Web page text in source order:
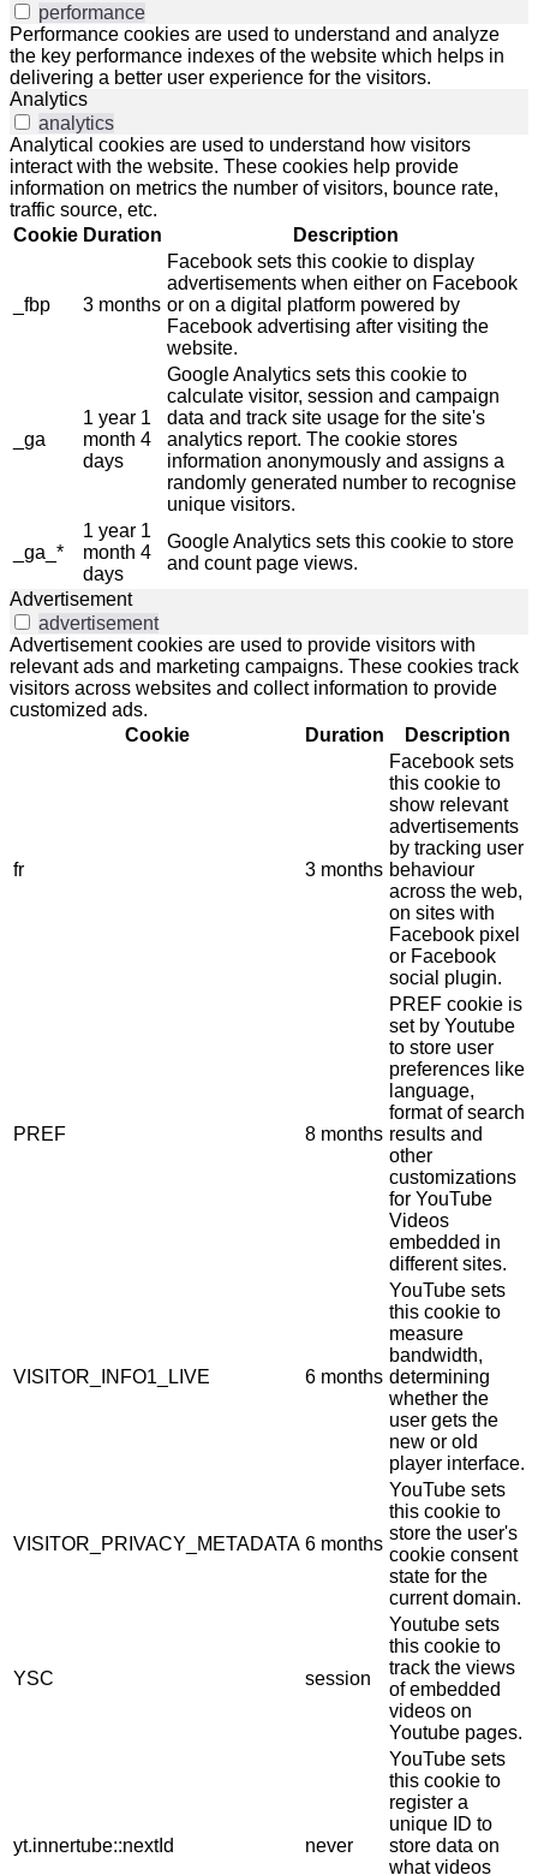
performance
Performance cookies are used to understand and analyze
the key performance indexes of the website which helps in
delivering a better user experience for the visitors.
Analytics
analytics
Analytical cookies are used to understand how visitors
interact with the website. These cookies help provide
information on metrics the number of visitors, bounce rate,
traffic source, etc.
Cookie Duration Description
_fbp 3 months
Facebook sets this cookie to display
advertisements when either on Facebook
or on a digital platform powered by
Facebook advertising after visiting the
website.
_ga
1 year 1
month 4
days
Google Analytics sets this cookie to
calculate visitor, session and campaign
data and track site usage for the site's
analytics report. The cookie stores
information anonymously and assigns a
randomly generated number to recognise
unique visitors.
_ga_*
1 year 1
month 4
days
Google Analytics sets this cookie to store
and count page views.
Advertisement
advertisement
Advertisement cookies are used to provide visitors with
relevant ads and marketing campaigns. These cookies track
visitors across websites and collect information to provide
customized ads.
Cookie
Duration Description
fr 3 months
Facebook sets
this cookie to
show relevant
advertisements
by tracking user
behaviour
across the web,
on sites with
Facebook pixel
or Facebook
social plugin.
PREF 8 months
PREF cookie is
set by Youtube
to store user
preferences like
language,
format of search
results and
other
customizations
for YouTube
Videos
embedded in
different sites.
VISITOR_INFO1_LIVE 6 months
YouTube sets
this cookie to
measure
bandwidth,
determining
whether the
user gets the
new or old
player interface.
VISITOR_PRIVACY_METADATA 6 months
YouTube sets
this cookie to
store the user's
cookie consent
state for the
current domain.
YSC session
Youtube sets
this cookie to
track the views
of embedded
videos on
Youtube pages.
yt.innertube::nextId never
YouTube sets
this cookie to
register a
unique ID to
store data on
what videos